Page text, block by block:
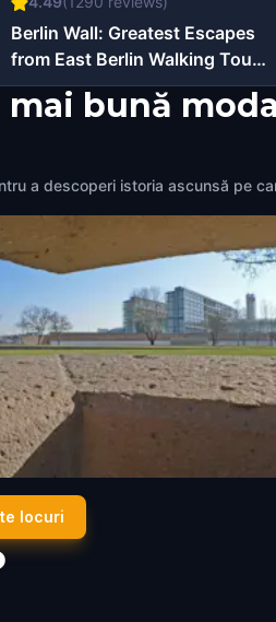
Berlin Wall: Greatest Escapes
from East Berlin Walking Tour
& Escape Game
mai bună
a descoperi istoria ascunsă pe
Moabit Historical Prison Park
Berlin,Germany
locuri